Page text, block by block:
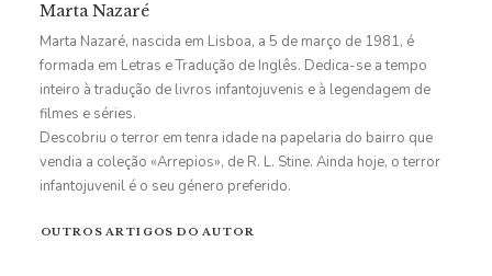
Marta Nazaré
Marta Nazaré, nascida em Lisboa, a 5 de março de 1981, é
formada em Letras e Tradução de Inglês. Dedica-se a tempo
inteiro à tradução de livros infantojuvenis e à legendagem de
filmes e séries.
Descobriu o terror em tenra idade na papelaria do bairro que
vendia a coleção «Arrepios», de R. L. Stine. Ainda hoje, o terror
infantojuvenil é o seu género preferido.
OUTROS ARTIGOS DO AUTOR